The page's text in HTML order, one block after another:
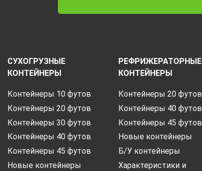
СУХОГРУЗНЫЕ
КОНТЕЙНЕРЫ
Контейнеры 10 футов
Контейнеры 20 футов
Контейнеры 30 футов
Контейнеры 40 футов
Контейнеры 45 футов
Новые контейнеры
РЕФРИЖЕРАТОРНЫЕ
КОНТЕЙНЕРЫ
Контейнеры 20 футов
Контейнеры 40 футов
Контейнеры 45 футов
Новые контейнеры
Б/У контейнеры
Характеристики и